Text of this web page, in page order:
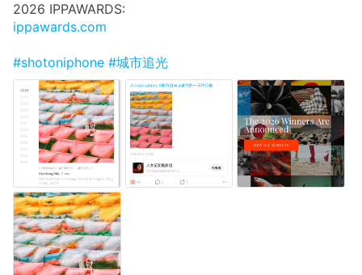
2026 IPPAWARDS:
ippawards.com
#shotoniphone #城市追光